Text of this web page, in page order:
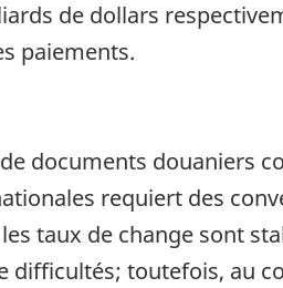
de dollars
paiements.
documents douaniers
requiert des
taux de change sont
difficultés; toutefois, au